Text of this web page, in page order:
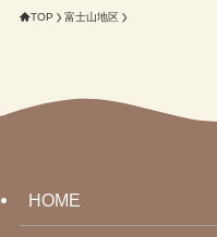
TOP 富士山地区
HOME